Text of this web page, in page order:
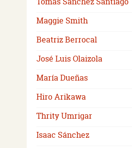
Maggie Smith
Beatriz Berrocal
José Luis Olaizola
María Dueñas
Hiro Arikawa
Thrity Umrigar
Isaac Sánchez